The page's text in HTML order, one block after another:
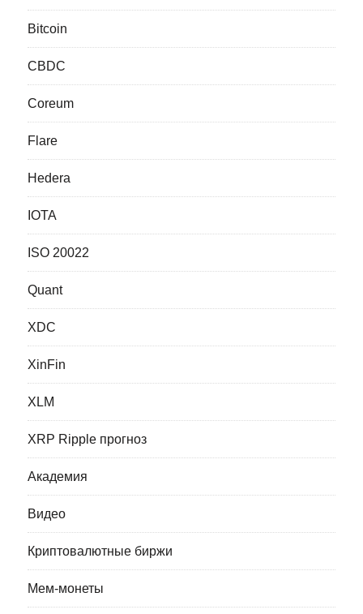
Bitcoin
CBDC
Coreum
Flare
Hedera
IOTA
ISO 20022
Quant
XDC
XinFin
XLM
XRP Ripple прогноз
Академия
Видео
Криптовалютные биржи
Мем-монеты